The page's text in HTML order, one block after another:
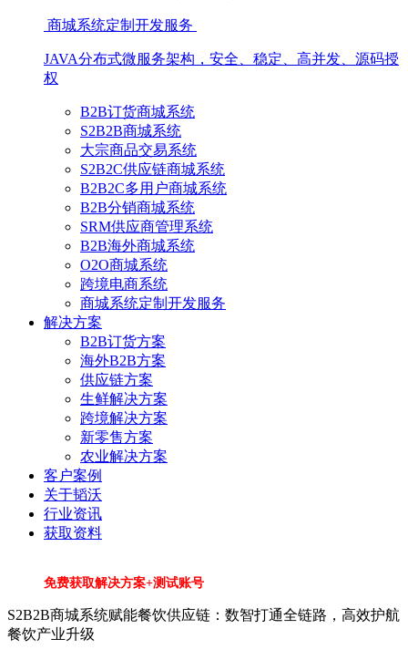
商城系统定制开发服务
JAVA分布式微服务架构，安全、稳定、高并发、源码授
权
B2B订货商城系统
S2B2B商城系统
大宗商品交易系统
S2B2C供应链商城系统
B2B2C多用户商城系统
B2B分销商城系统
SRM供应商管理系统
B2B海外商城系统
O2O商城系统
跨境电商系统
商城系统定制开发服务
解决方案
B2B订货方案
海外B2B方案
供应链方案
生鲜解决方案
跨境解决方案
新零售方案
农业解决方案
客户案例
关于韬沃
行业资讯
获取资料
免费获取解决方案+测试账号
S2B2B商城系统赋能餐饮供应链：数智打通全链路，高效护航
餐饮产业升级